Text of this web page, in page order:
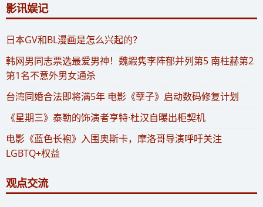
影讯娱记
​日本GV和BL漫画是怎么兴起的？
​韩网男同志票选最爱男神！魏嘏隽李阵郁并列第5 南柱赫第2
第1名不意外男女通杀
​台湾同婚合法即将满5年 电影《孽子》启动数码修复计划
《星期三》泰勒的饰演者亨特·杜汉自曝出柜契机
电影《蓝色长袍》入围奥斯卡，摩洛哥导演呼吁关注
LGBTQ+权益
观点交流